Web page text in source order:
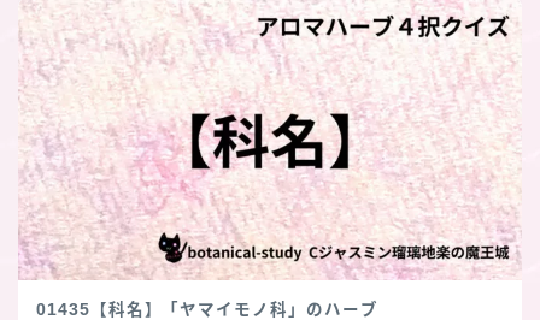
01435【科名】「ヤマイモノ科」のハーブ